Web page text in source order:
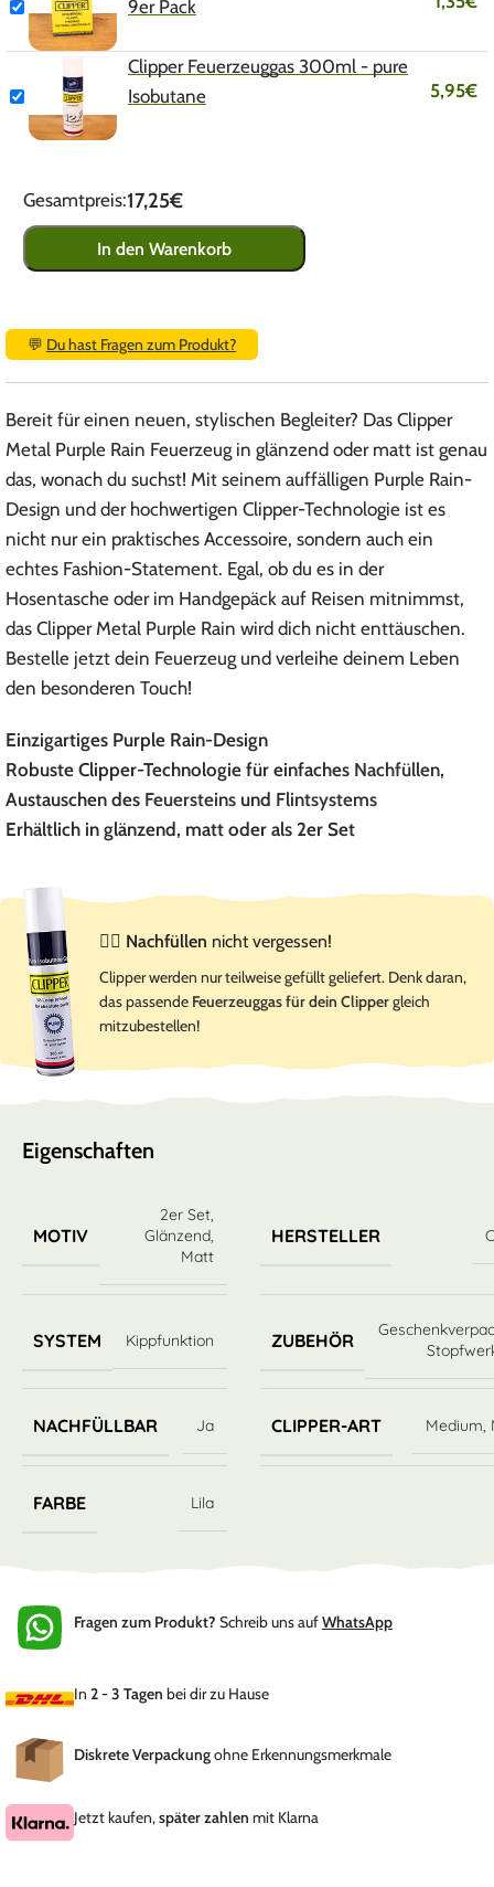
9er Pack
Clipper Feuerzeuggas 300ml - pure
Isobutane
5,95€
Gesamtpreis:17,25€
In den Warenkorb
💬 Du hast Fragen zum Produkt?
Bereit für einen neuen, stylischen Begleiter? Das Clipper
Metal Purple Rain Feuerzeug in glänzend oder matt ist genau
das, wonach du suchst! Mit seinem auffälligen Purple Rain-
Design und der hochwertigen Clipper-Technologie ist es
nicht nur ein praktisches Accessoire, sondern auch ein
echtes Fashion-Statement. Egal, ob du es in der
Hosentasche oder im Handgepäck auf Reisen mitnimmst,
das Clipper Metal Purple Rain wird dich nicht enttäuschen.
Bestelle jetzt dein Feuerzeug und verleihe deinem Leben
den besonderen Touch!
Einzigartiges Purple Rain-Design
Robuste Clipper-Technologie für einfaches Nachfüllen,
Austauschen des Feuersteins und Flintsystems
Erhältlich in glänzend, matt oder als 2er Set
☝🏻 Nachfüllen nicht vergessen!
Clipper werden nur teilweise gefüllt geliefert. Denk daran,
das passende Feuerzeuggas für dein Clippergleich
mitzubestellen!
Eigenschaften
MOTIV
2er Set,
Glänzend,
Matt
HERSTELLER
SYSTEM Kippfunktion ZUBEHÖR
NACHFÜLLBAR Ja CLIPPER-ART Medium,
FARBE Lila
Fragen zum Produkt? Schreib uns aufWhatsApp
In 2 - 3 Tagen bei dir zu Hause
Diskrete Verpackungohne Erkennungsmerkmale
Jetzt kaufen,später zahlen mit Klarna